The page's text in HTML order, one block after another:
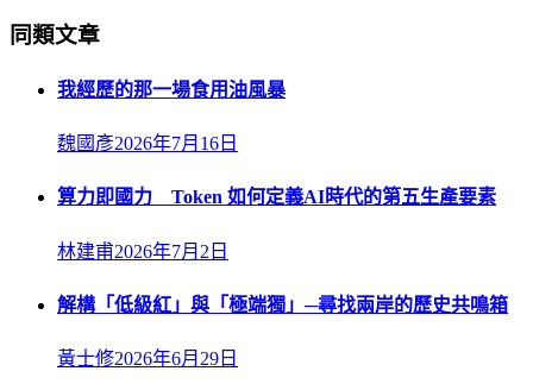
同類文章
我經歷的那一場食用油風暴
魏國彥2026年7月16日
算力即國力 Token 如何定義AI時代的第五生產要素
林建甫2026年7月2日
解構「低級紅」與「極端獨」─尋找兩岸的歷史共鳴箱
黃士修2026年6月29日